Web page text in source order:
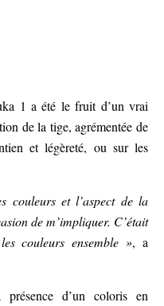
1 a été le fruit d’un vrai
de la tige, agrémentée de
et légèreté, ou sur les
couleurs et l’aspect de la
de m’impliquer. C’était
couleurs ensemble », a
d’un coloris en